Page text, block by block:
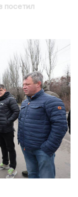
посетил